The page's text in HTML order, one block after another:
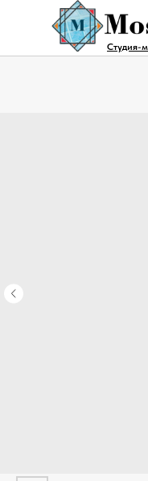
Студия-